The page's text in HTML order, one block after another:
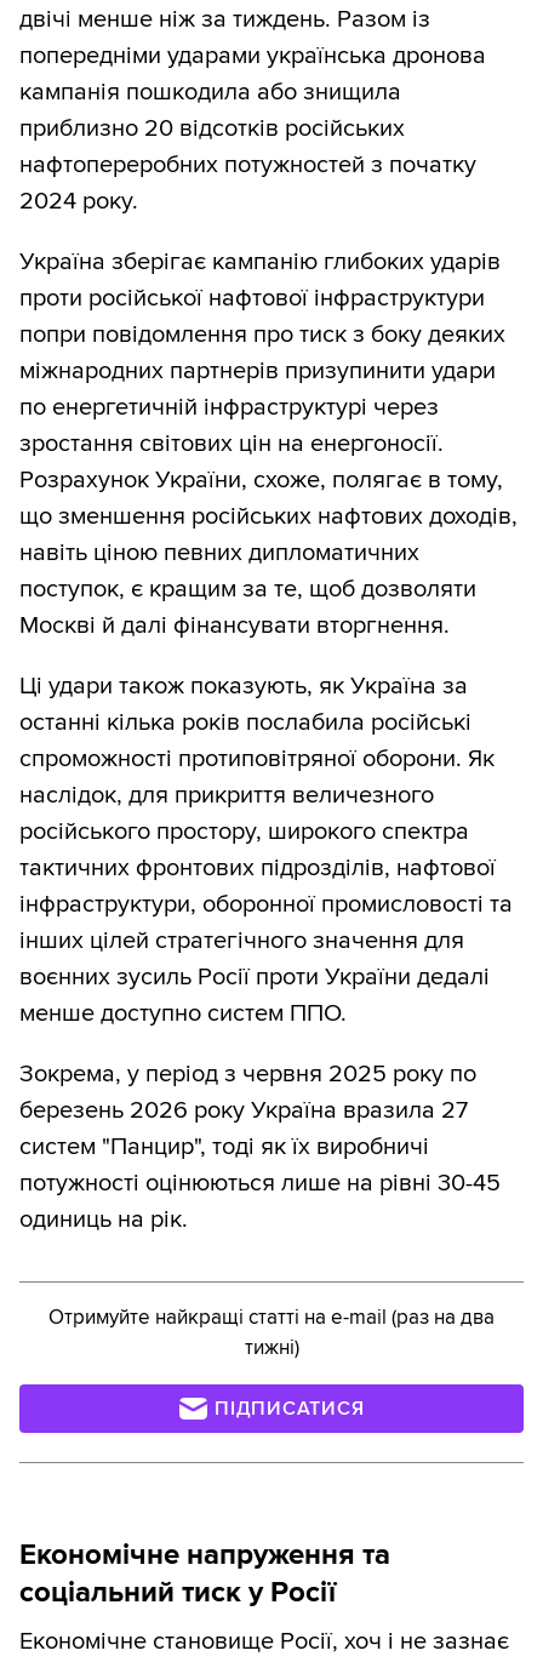
двічі менше ніж за тиждень. Разом із
попередніми ударами українська дронова
кампанія пошкодила або знищила
приблизно 20 відсотків російських
нафтопереробних потужностей з початку
2024 року.
Україна зберігає кампанію глибоких ударів
проти російської нафтової інфраструктури
попри повідомлення про тиск з боку деяких
міжнародних партнерів призупинити удари
по енергетичній інфраструктурі через
зростання світових цін на енергоносії.
Розрахунок України, схоже, полягає в тому,
що зменшення російських нафтових доходів,
навіть ціною певних дипломатичних
поступок, є кращим за те, щоб дозволяти
Москві й далі фінансувати вторгнення.
Ці удари також показують, як Україна за
останні кілька років послабила російські
спроможності протиповітряної оборони. Як
наслідок, для прикриття величезного
російського простору, широкого спектра
тактичних фронтових підрозділів, нафтової
інфраструктури, оборонної промисловості та
інших цілей стратегічного значення для
воєнних зусиль Росії проти України дедалі
менше доступно систем ППО.
Зокрема, у період з червня 2025 року по
березень 2026 року Україна вразила 27
систем "Панцир", тоді як їх виробничі
потужності оцінюються лише на рівні 30-45
одиниць на рік.
Отримуйте найкращі статті на e-mail (раз на два
тижні)
ПІДПИСАТИСЯ
Економічне напруження та
соціальний тиск у Росії
Економічне становище Росії, хоч і не зазнає